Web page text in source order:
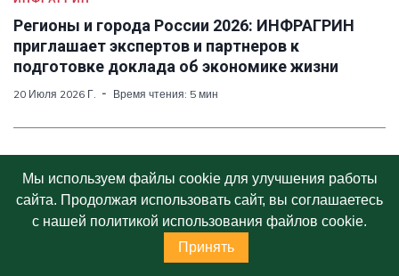
Регионы и города России 2026: ИНФРАГРИН
приглашает экспертов и партнеров к
подготовке доклада об экономике жизни
20 Июля 2026 Г. Время чтения: 5 мин
СЛЕДУЮЩАЯ СТАТЬЯ
Мы используем файлы cookie для улучшения работы
сайта. Продолжая использовать сайт, вы соглашаетесь
с нашей политикой использования файлов cookie.
Принять